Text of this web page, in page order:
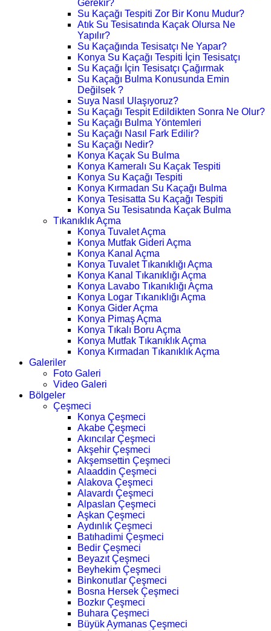
Gerekir?
Su Kaçağı Tespiti Zor Bir Konu Mudur?
Atık Su Tesisatında Kaçak Olursa Ne
Yapılır?
Su Kaçağında Tesisatçı Ne Yapar?
Konya Su Kaçağı Tespiti İçin Tesisatçı
Su Kaçağı İçin Tesisatçı Çağırmak
Su Kaçağı Bulma Konusunda Emin
Değilsek ?
Suya Nasıl Ulaşıyoruz?
Su Kaçağı Tespit Edildikten Sonra Ne Olur?
Su Kaçağı Bulma Yöntemleri
Su Kaçağı Nasıl Fark Edilir?
Su Kaçağı Nedir?
Konya Kaçak Su Bulma
Konya Kameralı Su Kaçak Tespiti
Konya Su Kaçağı Tespiti
Konya Kırmadan Su Kaçağı Bulma
Konya Tesisatta Su Kaçağı Tespiti
Konya Su Tesisatında Kaçak Bulma
Tıkanıklık Açma
Konya Tuvalet Açma
Konya Mutfak Gideri Açma
Konya Kanal Açma
Konya Tuvalet Tıkanıklığı Açma
Konya Kanal Tıkanıklığı Açma
Konya Lavabo Tıkanıklığı Açma
Konya Logar Tıkanıklığı Açma
Konya Gider Açma
Konya Pimaş Açma
Konya Tıkalı Boru Açma
Konya Mutfak Tıkanıklık Açma
Konya Kırmadan Tıkanıklık Açma
Galeriler
Foto Galeri
Video Galeri
Bölgeler
Çeşmeci
Konya Çeşmeci
Akabe Çeşmeci
Akıncılar Çeşmeci
Akşehir Çeşmeci
Akşemsettin Çeşmeci
Alaaddin Çeşmeci
Alakova Çeşmeci
Alavardı Çeşmeci
Alpaslan Çeşmeci
Aşkan Çeşmeci
Aydınlık Çeşmeci
Batıhadimi Çeşmeci
Bedir Çeşmeci
Beyazıt Çeşmeci
Beyhekim Çeşmeci
Binkonutlar Çeşmeci
Bosna Hersek Çeşmeci
Bozkır Çeşmeci
Buhara Çeşmeci
Büyük Aymanas Çeşmeci